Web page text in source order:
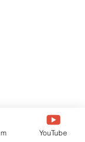
YouTube